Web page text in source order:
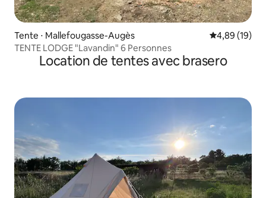
Tente ⋅ Mallefougasse-Augès Évaluation
4,89 (19)
TENTE LODGE "Lavandin" 6 Personnes
Location de tentes avec brasero